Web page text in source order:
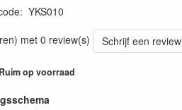
: YKS010
met 0 review(s)
Schrijf een review
Ruim op voorraad